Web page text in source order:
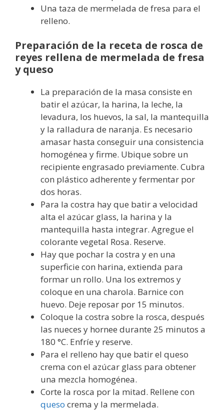
Una taza de mermelada de fresa para el
relleno.
Preparación de la receta de rosca de
reyes rellena de mermelada de fresa
y queso
La preparación de la masa consiste en
batir el azúcar, la harina, la leche, la
levadura, los huevos, la sal, la mantequilla
y la ralladura de naranja. Es necesario
amasar hasta conseguir una consistencia
homogénea y firme. Ubique sobre un
recipiente engrasado previamente. Cubra
con plástico adherente y fermentar por
dos horas.
Para la costra hay que batir a velocidad
alta el azúcar glass, la harina y la
mantequilla hasta integrar. Agregue el
colorante vegetal Rosa. Reserve.
Hay que pochar la costra y en una
superficie con harina, extienda para
formar un rollo. Una los extremos y
coloque en una charola. Barnice con
huevo. Deje reposar por 15 minutos.
Coloque la costra sobre la rosca, después
las nueces y hornee durante 25 minutos a
180 °C. Enfríe y reserve.
Para el relleno hay que batir el queso
crema con el azúcar glass para obtener
una mezcla homogénea.
Corte la rosca por la mitad. Rellene con
queso crema y la mermelada.